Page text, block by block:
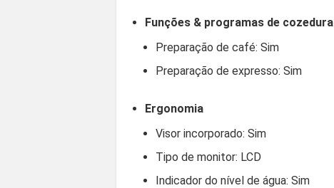
Funções & programas de cozedura
Preparação de café: Sim
Preparação de expresso: Sim
Ergonomia
Visor incorporado: Sim
Tipo de monitor: LCD
Indicador do nível de água: Sim